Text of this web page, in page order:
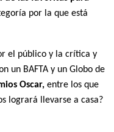
por la que está
el público y la crítica y
un BAFTA y un Globo de
Oscar, entre los que
logrará llevarse a casa?